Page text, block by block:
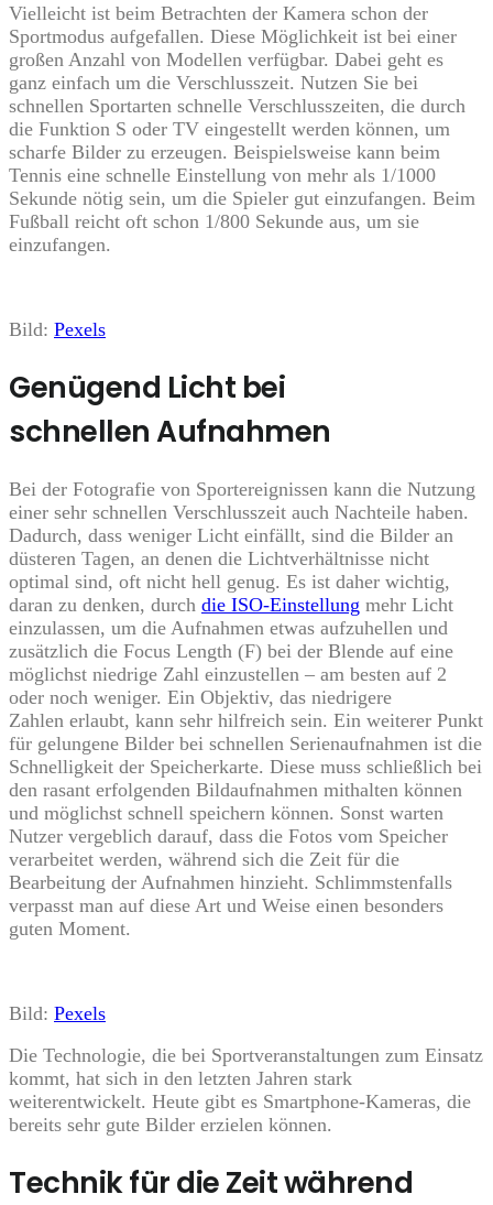
Vielleicht ist beim Betrachten der Kamera schon der
Sportmodus aufgefallen. Diese Möglichkeit ist bei einer
großen Anzahl von Modellen verfügbar. Dabei geht es
ganz einfach um die Verschlusszeit. Nutzen Sie bei
schnellen Sportarten schnelle Verschlusszeiten, die durch
die Funktion S oder TV eingestellt werden können, um
scharfe Bilder zu erzeugen. Beispielsweise kann beim
Tennis eine schnelle Einstellung von mehr als 1/1000
Sekunde nötig sein, um die Spieler gut einzufangen. Beim
Fußball reicht oft schon 1/800 Sekunde aus, um sie
einzufangen.
Bild: Pexels
Genügend Licht bei
schnellen Aufnahmen
Bei der Fotografie von Sportereignissen kann die Nutzung
einer sehr schnellen Verschlusszeit auch Nachteile haben.
Dadurch, dass weniger Licht einfällt, sind die Bilder an
düsteren Tagen, an denen die Lichtverhältnisse nicht
optimal sind, oft nicht hell genug. Es ist daher wichtig,
daran zu denken, durch die ISO-Einstellung mehr Licht
einzulassen, um die Aufnahmen etwas aufzuhellen und
zusätzlich die Focus Length (F) bei der Blende auf eine
möglichst niedrige Zahl einzustellen – am besten auf 2
oder noch weniger. Ein Objektiv, das niedrigere
Zahlen erlaubt, kann sehr hilfreich sein. Ein weiterer Punkt
für gelungene Bilder bei schnellen Serienaufnahmen ist die
Schnelligkeit der Speicherkarte. Diese muss schließlich bei
den rasant erfolgenden Bildaufnahmen mithalten können
und möglichst schnell speichern können. Sonst warten
Nutzer vergeblich darauf, dass die Fotos vom Speicher
verarbeitet werden, während sich die Zeit für die
Bearbeitung der Aufnahmen hinzieht. Schlimmstenfalls
verpasst man auf diese Art und Weise einen besonders
guten Moment.
Bild: Pexels
Die Technologie, die bei Sportveranstaltungen zum Einsatz
kommt, hat sich in den letzten Jahren stark
weiterentwickelt. Heute gibt es Smartphone-Kameras, die
bereits sehr gute Bilder erzielen können.
Technik für die Zeit während